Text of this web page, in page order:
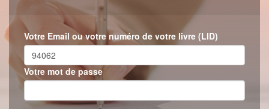
Votre Email ou votre numéro de votre livre (LID)
Votre mot de passe